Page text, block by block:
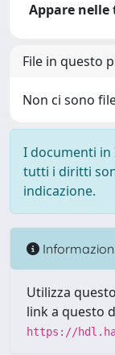
Appare nelle
File in questo
Non ci sono
I documenti in
tutti i diritti
indicazione.
Utilizza
link a questo
https://